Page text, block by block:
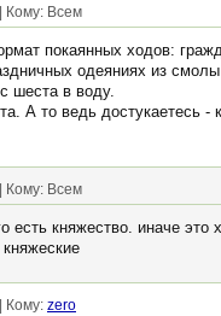
Кому: Всем
покаянных ходов:
одеяниях из
шеста в воду.
А то ведь достукаетесь
Кому: Всем
есть княжество. иначе это
Кому: zero